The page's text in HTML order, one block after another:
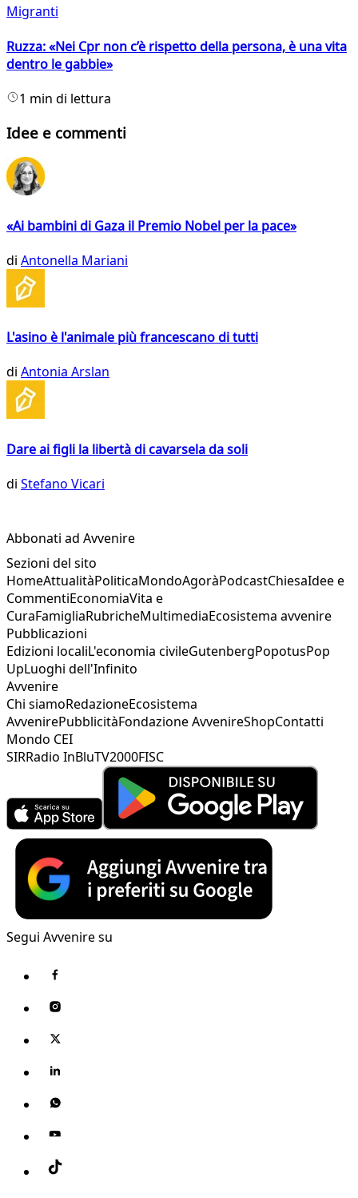
Migranti
Ruzza: «Nei Cpr non c’è rispetto della persona, è una vita
dentro le gabbie»
1 min di lettura
Idee e commenti
«Ai bambini di Gaza il Premio Nobel per la pace»
di Antonella Mariani
L'asino è l'animale più francescano di tutti
di Antonia Arslan
Dare ai figli la libertà di cavarsela da soli
di Stefano Vicari
Abbonati ad Avvenire
Sezioni del sito
HomeAttualitàPoliticaMondoAgoràPodcastChiesaIdee e
CommentiEconomiaVita e
CuraFamigliaRubricheMultimediaEcosistema avvenire
Pubblicazioni
Edizioni localiL'economia civileGutenbergPopotusPop
UpLuoghi dell'Infinito
Avvenire
Chi siamoRedazioneEcosistema
AvvenirePubblicitàFondazione AvvenireShopContatti
Mondo CEI
SIRRadio InBluTV2000FISC
Segui Avvenire su